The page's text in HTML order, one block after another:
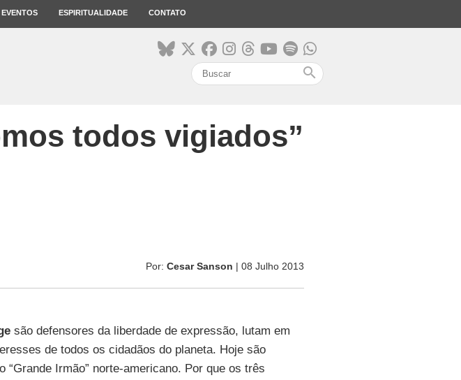
EVENTOS ESPIRITUALIDADE CONTATO
search
todos vigiados”
Por: Cesar Sanson | 08 Julho 2013
são defensores da liberdade de expressão, lutam em
de todos os cidadãos do planeta. Hoje são
“Grande Irmão” norte-americano. Por que os três